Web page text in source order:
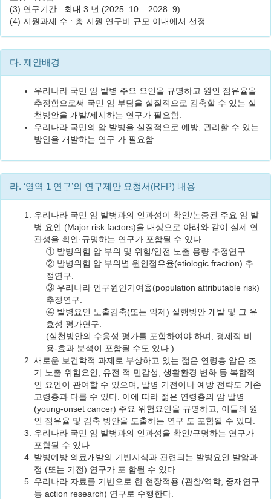
(3) 연구기간 : 최대 3 년 (2025. 10 – 2028. 9)
(4) 지원과제 수 : 총 지원 연구비 규모 이내에서 선정
다. 제안배경
우리나라 국민 암 발병 주요 요인을 규명하고 원인 점유율을
추정함으로써 국민 암 부담을 실질적으로 감축할 수 있는 실
천방안을 개발/제시하는 연구가 필요함.
우리나라 국민의 암 발병을 실질적으로 예방, 관리할 수 있는
방안을 개발하는 연구 가 필요함.
라. ‘영역 1 연구’의 연구제안 요청서(RFP) 내용
우리나라 국민 암 발병과의 인과성이 확인/논증된 주요 암 발
병 요인 (Major risk factors)을 대상으로 아래와 같이 실제 연
관성을 확인·규명하는 연구가 포함될 수 있다.
① 발병위험 암 부위 및 위험/안전 노출 용량 추정연구.
② 발병위험 암 부위별 원인점유율(etiologic fraction) 추
정연구.
③ 우리나라 인구원인기여율(population attributable risk)
추정연구.
④ 발병요인 노출감축(또는 억제) 실행방안 개발 및 그 유
효성 평가연구.
(실천방안의 수용성 평가를 포함하여야 하며, 경제적 비
용-효과 분석이 포함될 수도 있다.)
새로운 보건학적 과제로 부상하고 있는 젊은 연령층 암은 조
기 노출 위험요인, 유전 적 민감성, 생활환경 변화 등 복합적
인 요인이 관여할 수 있으며, 발병 기전이나 예방 전략도 기존
고령층과 다를 수 있다. 이에 따라 젊은 연령층의 암 발병
(young-onset cancer) 주요 위험요인을 규명하고, 이들의 원
인 점유율 및 감축 방안을 도출하는 연구 도 포함될 수 있다.
우리나라 국민 암 발병과의 인과성을 확인/규명하는 연구가
포함될 수 있다.
발병예방 의료개발의 기반지식과 관련되는 발병요인 발암과
정 (또는 기전) 연구가 포 함될 수 있다.
우리나라 자료를 기반으로 한 현장적용 (관찰/역학, 중재연구
등 action research) 연구로 수행한다.